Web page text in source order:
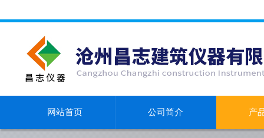
网站首页 公司简介 产